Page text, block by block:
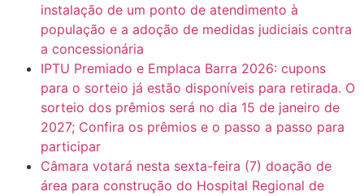
instalação de um ponto de atendimento à
população e a adoção de medidas judiciais contra
a concessionária
IPTU Premiado e Emplaca Barra 2026: cupons
para o sorteio já estão disponíveis para retirada. O
sorteio dos prêmios será no dia 15 de janeiro de
2027; Confira os prêmios e o passo a passo para
participar
Câmara votará nesta sexta-feira (7) doação de
área para construção do Hospital Regional de